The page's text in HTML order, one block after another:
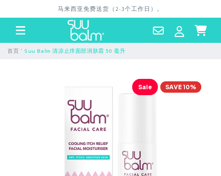
容
货（2-3个工作日）。
Us
Log
in
Cart
首页 ' Suu Balm 清凉止痒面部润肤霜 50 毫升
Sale SAVE 10%